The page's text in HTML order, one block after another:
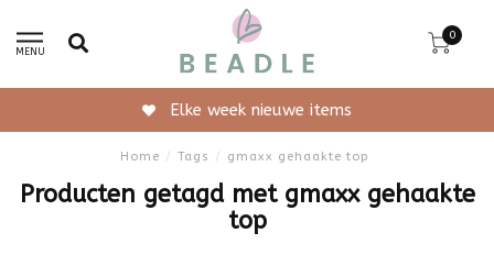
MENU
0
Elke week nieuwe items
Home / Tags / gmaxx gehaakte top
Producten getagd met gmaxx gehaakte
top